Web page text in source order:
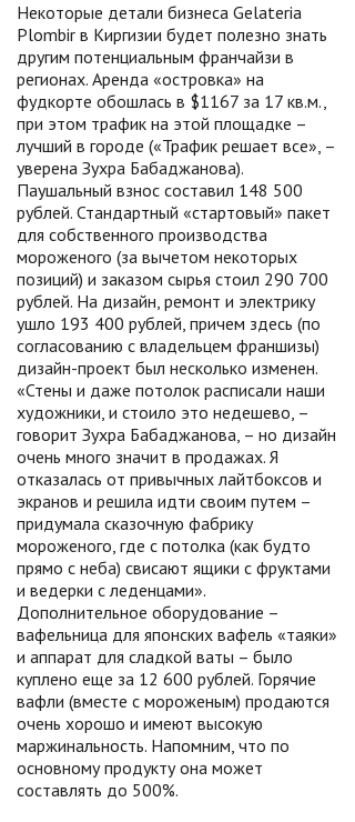
Некоторые детали бизнеса Gelateria
Plombir в Киргизии будет полезно знать
другим потенциальным франчайзи в
регионах. Аренда «островка» на
фудкорте обошлась в $1167 за 17 кв.м.,
при этом трафик на этой площадке –
лучший в городе («Трафик решает все», –
уверена Зухра Бабаджанова).
Паушальный взнос составил 148 500
рублей. Стандартный «стартовый» пакет
для собственного производства
мороженого (за вычетом некоторых
позиций) и заказом сырья стоил 290 700
рублей. На дизайн, ремонт и электрику
ушло 193 400 рублей, причем здесь (по
согласованию с владельцем франшизы)
дизайн-проект был несколько изменен.
«Стены и даже потолок расписали наши
художники, и стоило это недешево, –
говорит Зухра Бабаджанова, – но дизайн
очень много значит в продажах. Я
отказалась от привычных лайтбоксов и
экранов и решила идти своим путем –
придумала сказочную фабрику
мороженого, где с потолка (как будто
прямо с неба) свисают ящики с фруктами
и ведерки с леденцами».
Дополнительное оборудование –
вафельница для японских вафель «таяки»
и аппарат для сладкой ваты – было
куплено еще за 12 600 рублей. Горячие
вафли (вместе с мороженым) продаются
очень хорошо и имеют высокую
маржинальность. Напомним, что по
основному продукту она может
составлять до 500%.